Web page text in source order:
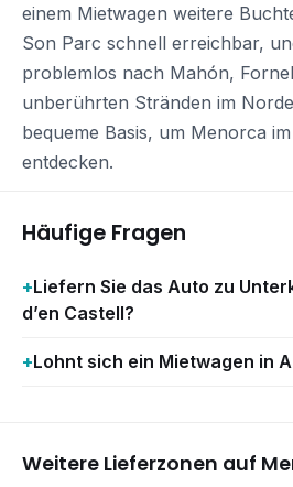
einem Mietwagen weitere
Son Parc schnell erreichbar,
problemlos nach Mahón,
unberührten Stränden im
bequeme Basis, um Menorca
entdecken.
Häufige Fragen
Liefern Sie das Auto zu
d’en Castell?
Lohnt sich ein Mietwagen in
Weitere Lieferzonen auf